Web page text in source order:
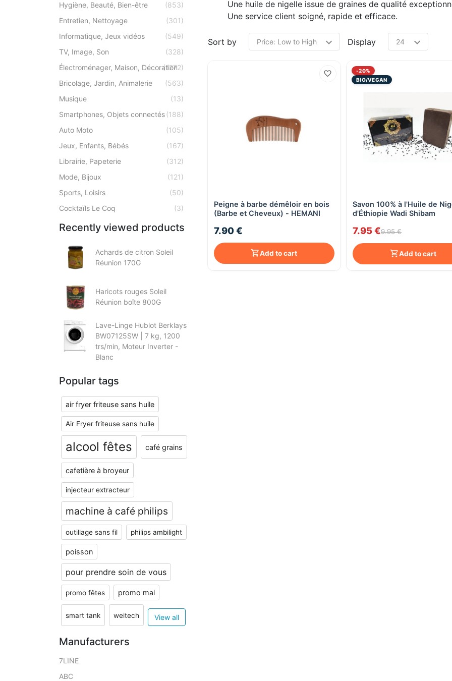
Hygiène, Beauté, Bien-être
(853)
Entretien, Nettoyage
(301)
Informatique, Jeux vidéos
(549)
TV, Image, Son
(328)
Électroménager, Maison, Décoration
(1272)
Bricolage, Jardin, Animalerie
(563)
Musique
(13)
Smartphones, Objets connectés(188)
Auto Moto
(105)
Jeux, Enfants, Bébés
(167)
Librairie, Papeterie
(312)
Mode, Bijoux
(121)
Sports, Loisirs
(50)
Cocktaïls Le Coq
(3)
Recently viewed products
Achards de citron Soleil
Réunion 170G
Haricots rouges Soleil
Réunion boîte 800G
Lave-Linge Hublot Berklays
BW07125SW | 7 kg, 1200
trs/min, Moteur Inverter -
Blanc
Popular tags
air fryer friteuse sans huile
Air Fryer friteuse sans huile
alcool fêtes café grains
cafetière à broyeur
injecteur extracteur
machine à café philips
outillage sans fil philips ambilight
poisson
pour prendre soin de vous
promo fêtes promo mai
smart tank weitech View all
Manufacturers
7LINE
ABC
Une huile de nigelle issue de graines de qualité
Une service client soigné, rapide et efficace.
Sort by Display
Quick View
Peigne à barbe démêloir en bois
(Barbe et Cheveux) - HEMANI
7.90 €
Add to cart
-20%
BIO/VEGAN
Quick View
Savon 100% à l'Huile de
d'Éthiopie Wadi Shibam
7.95 €9.95 €
Add to cart